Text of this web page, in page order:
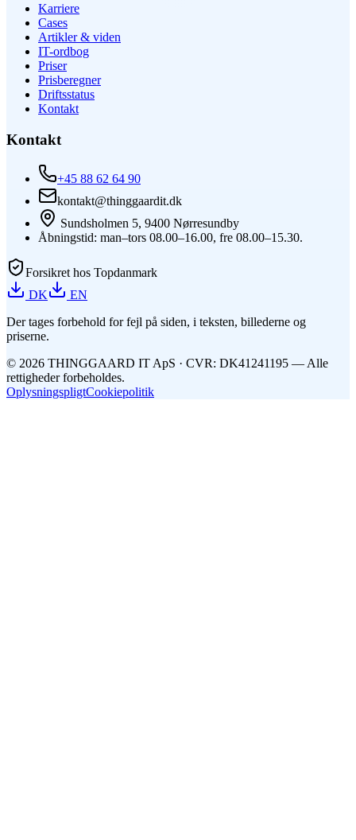
Karriere
Cases
Artikler & viden
IT-ordbog
Priser
Prisberegner
Driftsstatus
Kontakt
Kontakt
+45 88 62 64 90
kontakt@thinggaardit.dk
Sundsholmen 5, 9400 Nørresundby
Åbningstid: man–tors 08.00–16.00, fre 08.00–15.30.
Forsikret hos Topdanmark
DK
EN
Der tages forbehold for fejl på siden, i teksten, billederne og
priserne.
© 2026 THINGGAARD IT ApS · CVR: DK41241195 — Alle
rettigheder forbeholdes.
OplysningspligtCookiepolitik